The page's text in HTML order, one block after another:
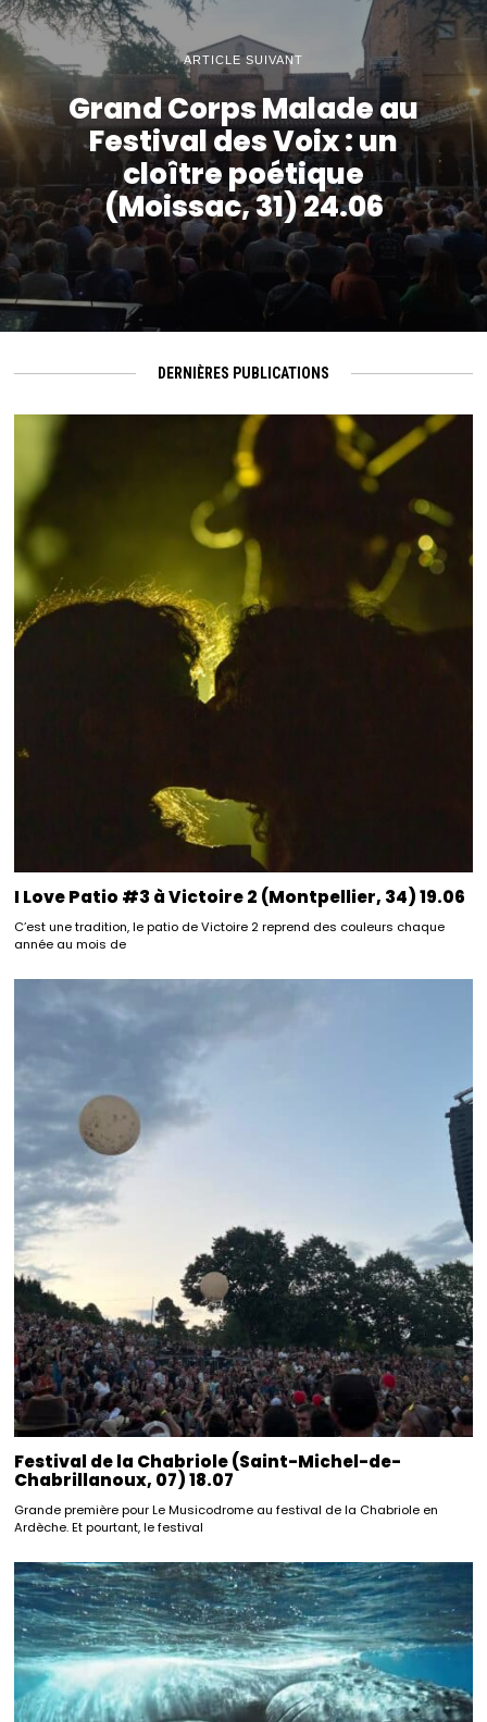
ARTICLE SUIVANT
Grand Corps Malade au
Festival des Voix : un
cloître poétique
(Moissac, 31) 24.06
DERNIÈRES PUBLICATIONS
I Love Patio #3 à Victoire 2 (Montpellier, 34) 19.06
C’est une tradition, le patio de Victoire 2 reprend des couleurs chaque
année au mois de
Festival de la Chabriole (Saint-Michel-de-
Chabrillanoux, 07) 18.07
Grande première pour Le Musicodrome au festival de la Chabriole en
Ardèche. Et pourtant, le festival